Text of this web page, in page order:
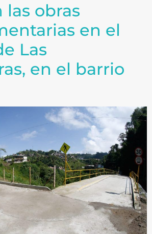
las obras
en el
Las
en el barrio